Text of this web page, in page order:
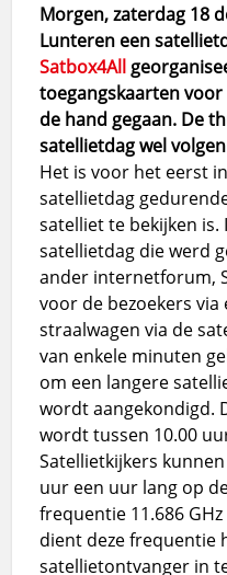
Morgen, zaterdag 18
Lunteren een
Satbox4All
toegangskaarten
de hand gegaan. De
satellietdag wel
Het is voor het eerst
satellietdag
satelliet te bekijken is.
satellietdag die werd
ander internetforum,
voor de bezoekers via
straalwagen via de
van enkele minuten
om een langere
wordt aangekondigd.
wordt tussen 10.00
Satellietkijkers
uur een uur lang op
frequentie 11.686
dient deze frequentie
satellietontvanger in